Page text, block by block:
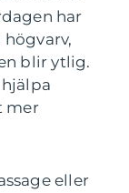
har
blir ytlig.
mer
eller